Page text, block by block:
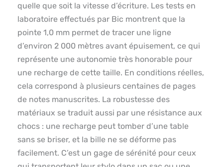
quelle que soit la vitesse d’écriture. Les tests en
laboratoire effectués par Bic montrent que la
pointe 1,0 mm permet de tracer une ligne
d’environ 2 000 mètres avant épuisement, ce qui
représente une autonomie très honorable pour
une recharge de cette taille. En conditions réelles,
cela correspond à plusieurs centaines de pages
de notes manuscrites. La robustesse des
matériaux se traduit aussi par une résistance aux
chocs : une recharge peut tomber d’une table
sans se briser, et la bille ne se déforme pas
facilement. C’est un gage de sérénité pour ceux